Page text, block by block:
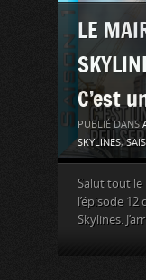
LE
C’est
PUBLIÉ DANS
SKYLINES,
Salut tout
l’épisode
Skylines.